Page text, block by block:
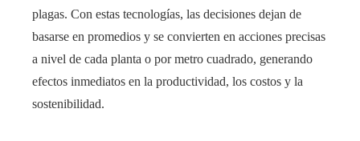
plagas. Con estas tecnologías, las decisiones dejan de
basarse en promedios y se convierten en acciones precisas
a nivel de cada planta o por metro cuadrado, generando
efectos inmediatos en la productividad, los costos y la
sostenibilidad.